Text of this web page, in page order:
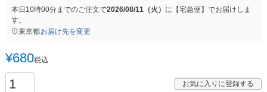
本日 10時00分までのご注文で2026/08/11（火） に 【宅急便】 でお届けしま
す。
東京都お届け先を変更
¥680税込
お気に入りに登録する